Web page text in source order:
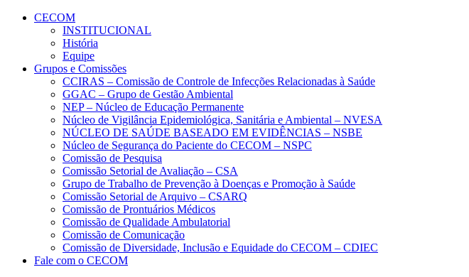
Conteúdo principal
CECOM
INSTITUCIONAL
História
Equipe
Grupos e Comissões
CCIRAS – Comissão de Controle de Infecções Relacionadas à Saúde
GGAC – Grupo de Gestão Ambiental
NEP – Núcleo de Educação Permanente
Núcleo de Vigilância Epidemiológica, Sanitária e Ambiental – NVESA
NÚCLEO DE SAÚDE BASEADO EM EVIDÊNCIAS – NSBE
Núcleo de Segurança do Paciente do CECOM – NSPC
Comissão de Pesquisa
Comissão Setorial de Avaliação – CSA
Grupo de Trabalho de Prevenção à Doenças e Promoção à Saúde
Comissão Setorial de Arquivo – CSARQ
Comissão de Prontuários Médicos
Comissão de Qualidade Ambulatorial
Comissão de Comunicação
Comissão de Diversidade, Inclusão e Equidade do CECOM – CDIEC
Fale com o CECOM